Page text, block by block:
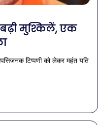
मुश्किलें, एक
टिप्पणी को लेकर महंत यति